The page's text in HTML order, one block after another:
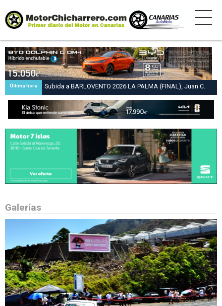
Última hora
Subida a BARLOVENTO 2026 LA PALMA (FINAL), Juan C.
Brito y Carlos A. Pérez hacen suya la victoria en la 47 Subida
a Barlovento
Galerías